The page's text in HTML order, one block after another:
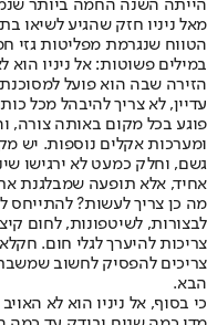
הייתה השנה החמה ביותר
מאל ניניו חזק שהגיע
הטווח שנגרמת מפליטות גזי
במילים פשוטות: אל ניניו
הזירה שבה הוא פועל
עדיין, לא צריך להיבהל מכל
פוגע בכל מקום באותה צורה,
ומערכות אקלים נוספות. יש
גשם, וחלק כמעט לא ירגישו
אחיד, אלא תופעה שמבלגנת
מה כן צריך לעשות? להתייחס
לבצורות, לשיטפונות, לחום
צריכות להיערך לגלי חום.
צריכים להפסיק לחשוב
הבא.
כי בסוף, אל ניניו הוא לא